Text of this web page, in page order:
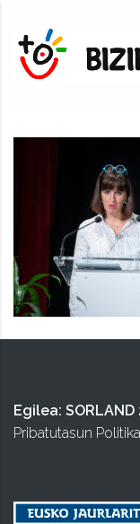
Egilea: SORLAND
Pribatutasun Politika